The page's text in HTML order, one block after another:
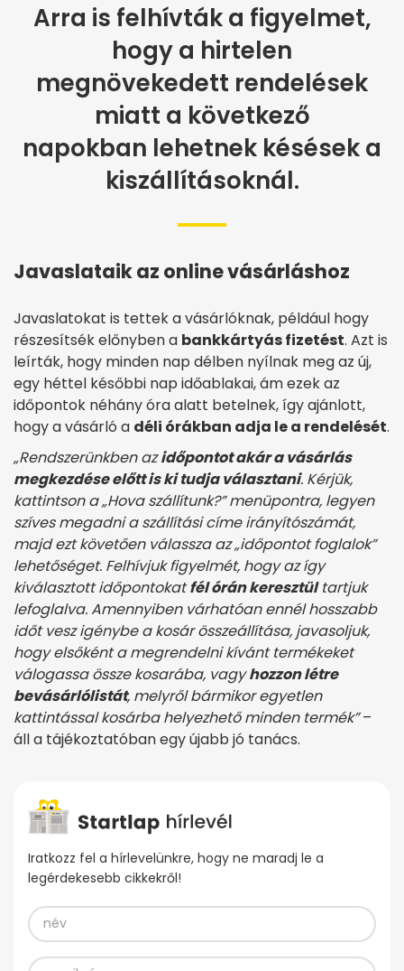
Arra is felhívták a figyelmet,
hogy a hirtelen
megnövekedett rendelések
miatt a következő
napokban lehetnek késések a
kiszállításoknál.
Javaslataik az online vásárláshoz
Javaslatokat is tettek a vásárlóknak, például hogy
részesítsék előnyben a bankkártyás fizetést. Azt is
leírták, hogy minden nap délben nyílnak meg az új,
egy héttel későbbi nap időablakai, ám ezek az
időpontok néhány óra alatt betelnek, így ajánlott,
hogy a vásárló a déli órákban adja le a rendelését.
„Rendszerünkben azidőpontot akár a vásárlás
megkezdése előtt is ki tudja választani. Kérjük,
kattintson a „Hova szállítunk?” menüpontra, legyen
szíves megadni a szállítási címe irányítószámát,
majd ezt követően válassza az „időpontot foglalok”
lehetőséget. Felhívjuk figyelmét, hogy az így
kiválasztott időpontokatfél órán keresztültartjuk
lefoglalva. Amennyiben várhatóan ennél hosszabb
időt vesz igénybe a kosár összeállítása, javasoljuk,
hogy elsőként a megrendelni kívánt termékeket
válogassa össze kosarába, vagyhozzon létre
bevásárlólistát, melyről bármikor egyetlen
kattintással kosárba helyezhető minden termék”–
áll a tájékoztatóban egy újabb jó tanács.
Iratkozz fel a hírlevelünkre, hogy ne maradj le a
legérdekesebb cikkekről!